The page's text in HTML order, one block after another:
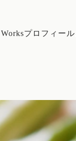
Worksプロフィール